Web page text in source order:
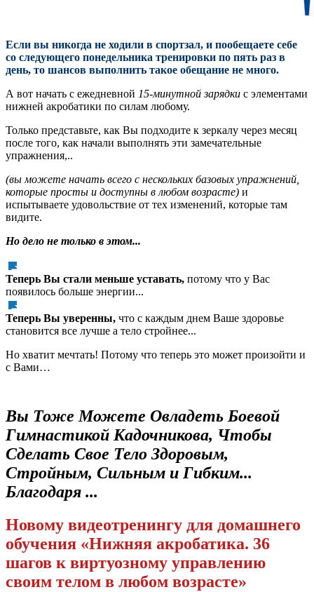
Если вы никогда не ходили в спортзал, и пообещаете себе
со следующего понедельника тренировки по пять раз в
день, то шансов выполнить такое обещание не много.
А вот начать с ежедневной 15-минутной зарядки с элементами
нижней акробатики по силам любому.
Только представьте, как Вы подходите к зеркалу через месяц
после того, как начали выполнять эти замечательные
упражнения,..
(вы можете начать всего с нескольких базовых упражнений,
которые просты и доступны в любом возрасте) и
испытываете удовольствие от тех изменений, которые там
видите.
Но дело не только в этом...
Теперь Вы стали меньше уставать, потому что у Вас
появилось больше энергии...
Теперь Вы уверенны, что с каждым днем Ваше здоровье
становится все лучше а тело стройнее...
Но хватит мечтать! Потому что теперь это может произойти и
с Вами…
Вы Тоже Можете Овладеть Боевой
Гимнастикой Кадочникова, Чтобы
Сделать Свое Тело Здоровым,
Стройным, Сильным и Гибким...
Благодаря ...
Новому видеотренингу для домашнего
обучения «Нижняя акробатика. 36
шагов к виртуозному управлению
своим телом в любом возрасте»